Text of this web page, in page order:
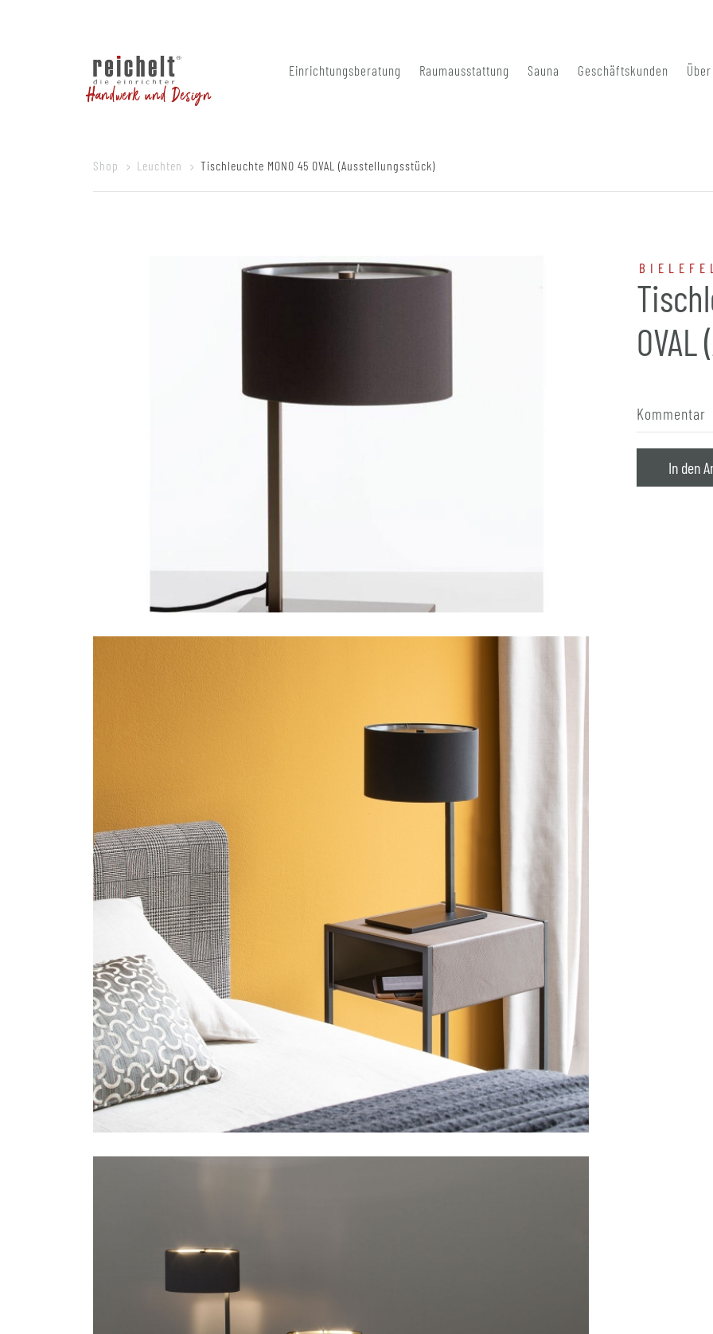
Handwerk und Design
Einrichtungsberatung Raumausstattung Sauna Geschäftskunden
Shop Leuchten Tischleuchte MONO 45 OVAL (Ausstellungsstück)
Kommentar
In den